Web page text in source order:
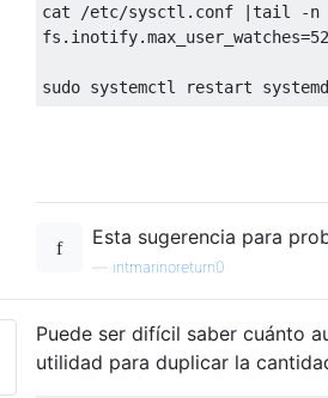
cat /etc/sysctl.conf |tail -n
fs.inotify.max_user_watches=
Esta sugerencia para
intmarinoreturn0
Puede ser difícil saber cuánto
utilidad para duplicar la